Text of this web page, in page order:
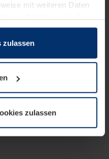
mit weiteren Daten
Dienste gesammelt
Seite unbedingt
Cookie-Typen benötigen
können Sie jederzeit
Website ändern oder
zulassen
zulassen